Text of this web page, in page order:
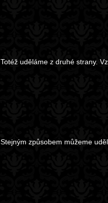
Totéž uděláme z druhé strany.
Stejným způsobem můžeme